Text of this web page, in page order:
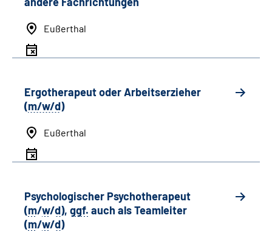
Eußerthal
Ergotherapeut oder Arbeitserzieher
(m/w/d)
Eußerthal
Psychologischer Psychotherapeut
(m/w/d), ggf. auch alsTeamleiter
(m/w/d)